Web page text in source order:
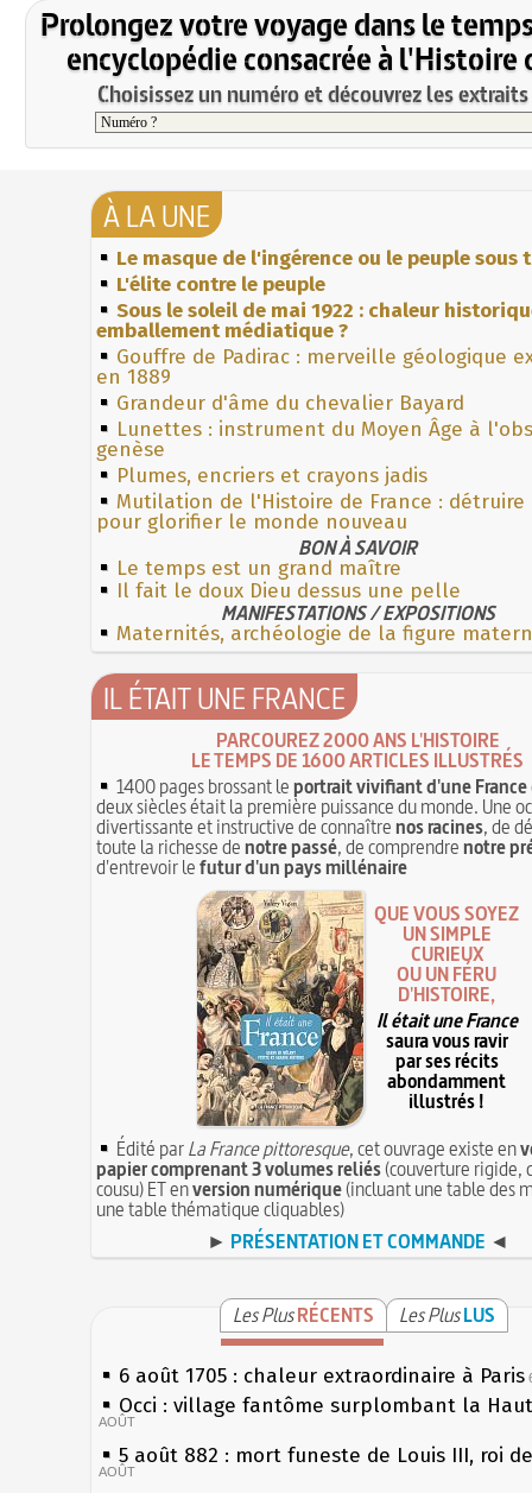
Prolongez votre voyage dans le
encyclopédie consacrée à l'Histoire
Choisissez un numéro et découvrez les
À LA UNE
Le masque de l'ingérence ou le peuple sous
L'élite contre le peuple
Sous le soleil de mai 1922 : chaleur
emballement médiatique ?
Gouffre de Padirac : merveille géologique
en 1889
Grandeur d'âme du chevalier Bayard
Lunettes : instrument du Moyen Âge à
genèse
Plumes, encriers et crayons jadis
Mutilation de l'Histoire de France : détruire
pour glorifier le monde nouveau
BON À SAVOIR
Le temps est un grand maître
Il fait le doux Dieu dessus une pelle
MANIFESTATIONS / EXPOSITIONS
Maternités, archéologie de la figure
IL ÉTAIT UNE FRANCE
PARCOUREZ 2000 ANS L'HISTOIRE
LE TEMPS DE 1600 ARTICLES ILLUSTRÉS
1400 pages brossant leportrait vivifiant d'une France
deux siècles était la première puissance du monde. Une
divertissante et instructive de connaîtrenos racines, de
toute la richesse denotre passé, de comprendrenotre
d'entrevoir lefutur d'un pays millénaire
QUE VOUS SOYEZ
UN SIMPLE
CURIEUX
OU UN FÉRU
D'HISTOIRE,
Il était une France
saura vous ravir
par ses récits
abondamment
illustrés !
Édité parLa France pittoresque, cet ouvrage existe en
papier comprenant 3 volumes reliés(couverture rigide,
cousu) ET enversion numérique(incluant une table des
une table thématique cliquables)
► PRÉSENTATION ET COMMANDE ◄
Les PlusRÉCENTS Les PlusLUS
6 août 1705 : chaleur extraordinaire à Paris
Occi : village fantôme surplombant la
AOÛT
5 août 882 : mort funeste de Louis III, roi
AOÛT